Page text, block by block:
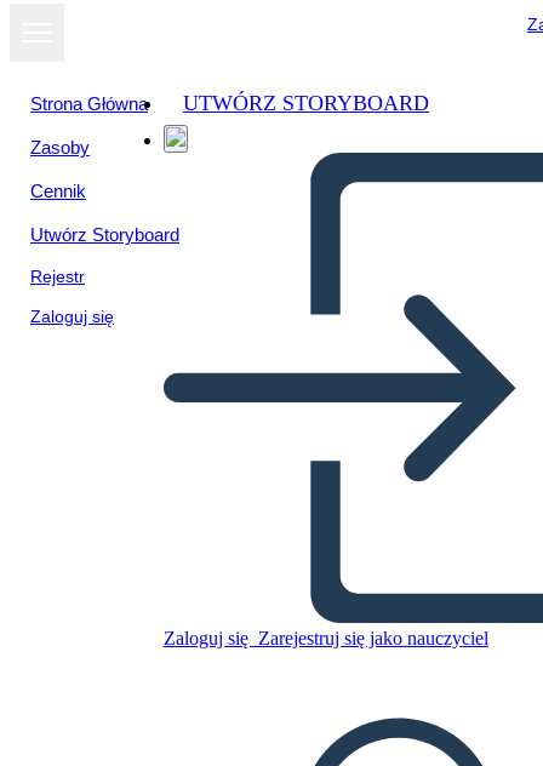
Strona Główna
Zasoby
Cennik
Utwórz Storyboard
Rejestr
Zaloguj się
UTWÓRZ STORYBOARD
Zaloguj się Zarejestruj się jako nauczyciel
Skopiuj tę scenorys
STWÓRZ SCENORYS
PRZECZYTAJ MI
Wyświetl jako
pokaz slajdów